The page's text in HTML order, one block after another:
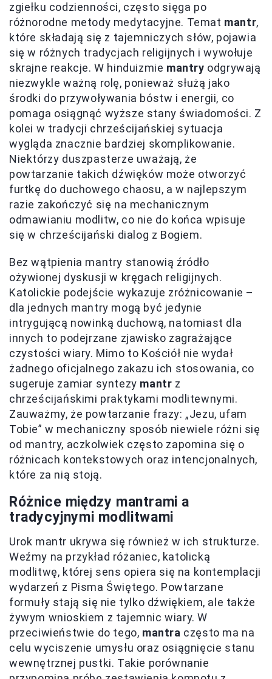
zgiełku codzienności, często sięga po
różnorodne metody medytacyjne. Temat mantr,
które składają się z tajemniczych słów, pojawia
się w różnych tradycjach religijnych i wywołuje
skrajne reakcje. W hinduizmie mantry odgrywają
niezwykle ważną rolę, ponieważ służą jako
środki do przywoływania bóstw i energii, co
pomaga osiągnąć wyższe stany świadomości. Z
kolei w tradycji chrześcijańskiej sytuacja
wygląda znacznie bardziej skomplikowanie.
Niektórzy duszpasterze uważają, że
powtarzanie takich dźwięków może otworzyć
furtkę do duchowego chaosu, a w najlepszym
razie zakończyć się na mechanicznym
odmawianiu modlitw, co nie do końca wpisuje
się w chrześcijański dialog z Bogiem.
Bez wątpienia mantry stanowią źródło
ożywionej dyskusji w kręgach religijnych.
Katolickie podejście wykazuje zróżnicowanie –
dla jednych mantry mogą być jedynie
intrygującą nowinką duchową, natomiast dla
innych to podejrzane zjawisko zagrażające
czystości wiary. Mimo to Kościół nie wydał
żadnego oficjalnego zakazu ich stosowania, co
sugeruje zamiar syntezy mantr z
chrześcijańskimi praktykami modlitewnymi.
Zauważmy, że powtarzanie frazy: „Jezu, ufam
Tobie” w mechaniczny sposób niewiele różni się
od mantry, aczkolwiek często zapomina się o
różnicach kontekstowych oraz intencjonalnych,
które za nią stoją.
Różnice między mantrami a
tradycyjnymi modlitwami
Urok mantr ukrywa się również w ich strukturze.
Weźmy na przykład różaniec, katolicką
modlitwę, której sens opiera się na kontemplacji
wydarzeń z Pisma Świętego. Powtarzane
formuły stają się nie tylko dźwiękiem, ale także
żywym wnioskiem z tajemnic wiary. W
przeciwieństwie do tego, mantra często ma na
celu wyciszenie umysłu oraz osiągnięcie stanu
wewnętrznej pustki. Takie porównanie